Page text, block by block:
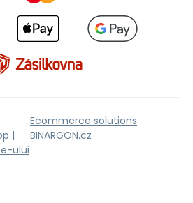
|
ului
Ecommerce solutions
BINARGON.cz